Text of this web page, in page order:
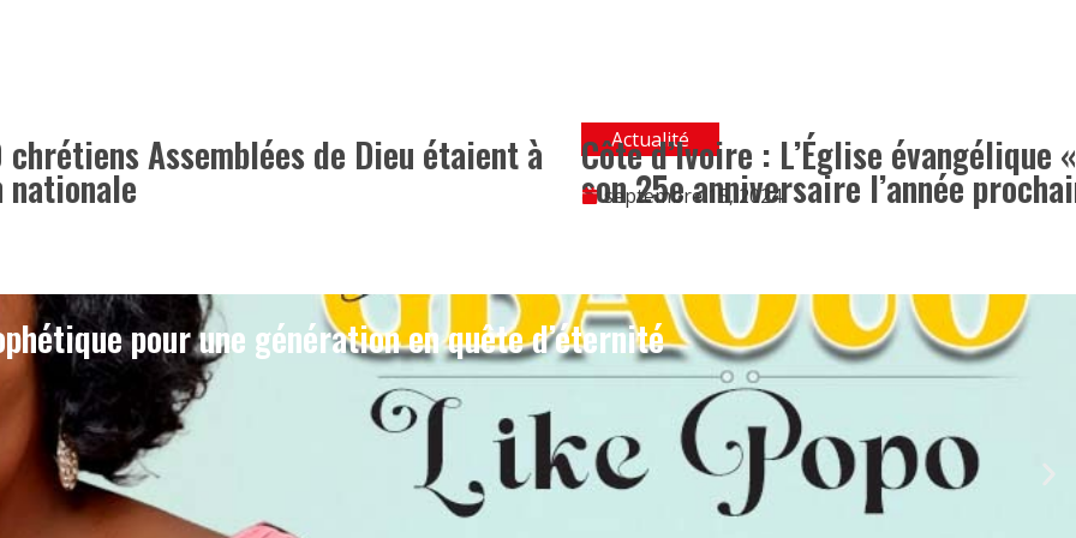
Assemblées de Dieu étaient à
nationale
Actualité
Côte d’Ivoire : L’Église
son 25e anniversaire l’année
septembre 15, 2024
pour une génération en quête d’éternité